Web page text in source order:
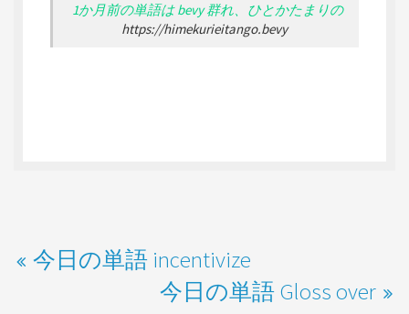
1か月前の単語は bevy 群れ、ひとかたまりの
https://himekurieitango.bevy
今日の単語 incentivize
今日の単語 Gloss over